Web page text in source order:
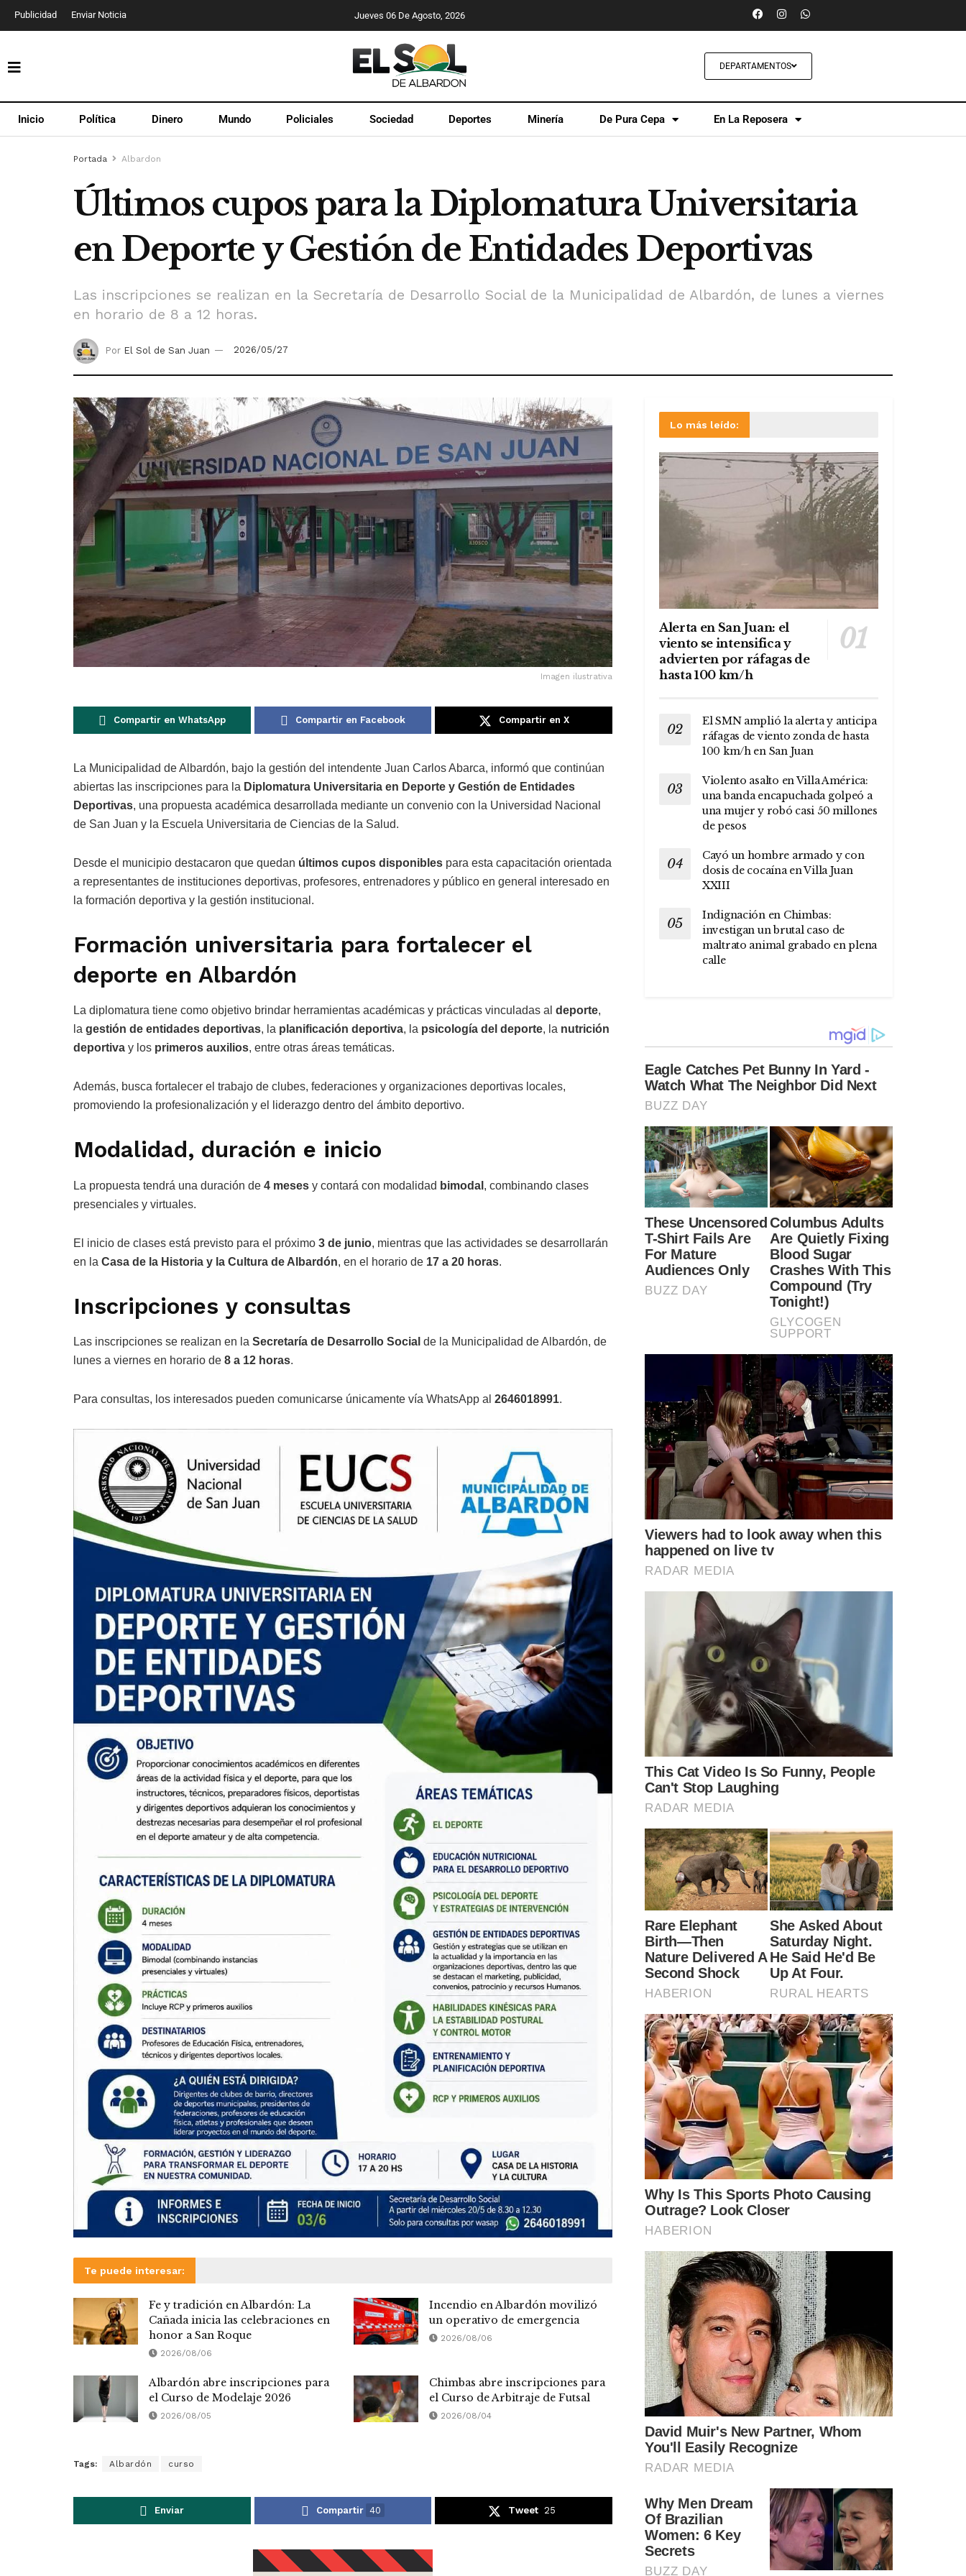
Publicidad Enviar Noticia Jueves 06 De Agosto, 2026
DEPARTAMENTOS
Inicio Política Dinero Mundo Policiales Sociedad Deportes Minería De Pura Cepa En La Reposera
Portada Albardon
Últimos cupos para la Diplomatura Universitaria
en Deporte y Gestión de Entidades Deportivas
Las inscripciones se realizan en la Secretaría de Desarrollo Social de la Municipalidad de Albardón, de lunes a viernes
en horario de 8 a 12 horas.
Por El Sol de San Juan 2026/05/27
Imagen ilustrativa
Compartir en WhatsApp Compartir en Facebook Compartir en X
La Municipalidad deAlbardón, bajo la gestión del intendente Juan Carlos Abarca, informó que continúan
abiertas las inscripciones para la Diplomatura Universitaria en Deporte y Gestión de Entidades
Deportivas, una propuesta académica desarrollada mediante un convenio con la Universidad Nacional
de San Juan y la Escuela Universitaria de Ciencias de la Salud.
Desde el municipio destacaron que quedan últimos cupos disponibles para esta capacitación orientada
a representantes de instituciones deportivas, profesores, entrenadores y público en general interesado en
la formación deportiva y la gestión institucional.
Formación universitaria para fortalecer el
deporte en Albardón
La diplomatura tiene como objetivo brindar herramientas académicas y prácticas vinculadas al deporte,
la gestión de entidades deportivas, la planificación deportiva, la psicología del deporte, la nutrición
deportiva y los primeros auxilios, entre otras áreas temáticas.
Además, busca fortalecer el trabajo de clubes, federaciones y organizaciones deportivas locales,
promoviendo la profesionalización y el liderazgo dentro del ámbito deportivo.
Modalidad, duración e inicio
La propuesta tendrá una duración de 4 meses y contará con modalidad bimodal , combinando clases
presenciales y virtuales.
El inicio de clases está previsto para el próximo 3 de junio, mientras que las actividades se desarrollarán
en la Casa de la Historia y la Cultura de Albardón, en el horario de 17 a 20 horas.
Inscripciones y consultas
Las inscripciones se realizan en la Secretaría de Desarrollo Social de la Municipalidad de Albardón, de
lunes a viernes en horario de 8 a 12 horas.
Para consultas, los interesados pueden comunicarse únicamente vía WhatsApp al 2646018991.
Te puede interesar:
Fe y tradición en Albardón: La
Cañada inicia las celebraciones en
honor a San Roque
2026/08/06
Incendio en Albardón movilizó
un operativo de emergencia
2026/08/06
Albardón abre inscripciones para
el Curso de Modelaje 2026
2026/08/05
Chimbas abre inscripciones para
el Curso de Arbitraje de Futsal
2026/08/04
Tags: Albardón curso
Enviar Compartir 40 Tweet 25
Lo más leído:
Alerta en San Juan: el
viento se intensifica y
advierten por ráfagas de
hasta 100 km/h
El SMN amplió la alerta y anticipa
ráfagas de viento zonda de hasta
100 km/h en San Juan
Violento asalto en Villa América:
una banda encapuchada golpeó a
una mujer y robó casi 50 millones
de pesos
Cayó un hombre armado y con
dosis de cocaína en Villa Juan
XXIII
Indignación en Chimbas:
investigan un brutal caso de
maltrato animal grabado en plena
calle